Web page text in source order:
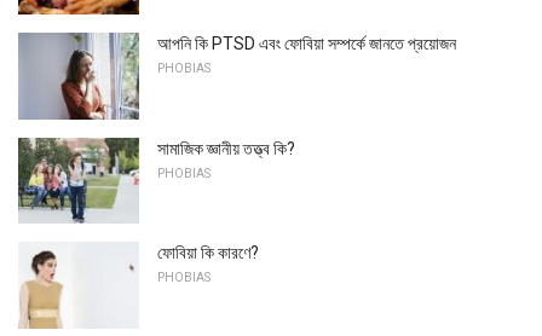
আপনি কি PTSD এবং ফোবিয়া সম্পর্কে জানতে প্রয়োজন
PHOBIAS
সামাজিক জ্ঞানীয় তত্ত্ব কি?
PHOBIAS
ফোবিয়া কি কারণে?
PHOBIAS